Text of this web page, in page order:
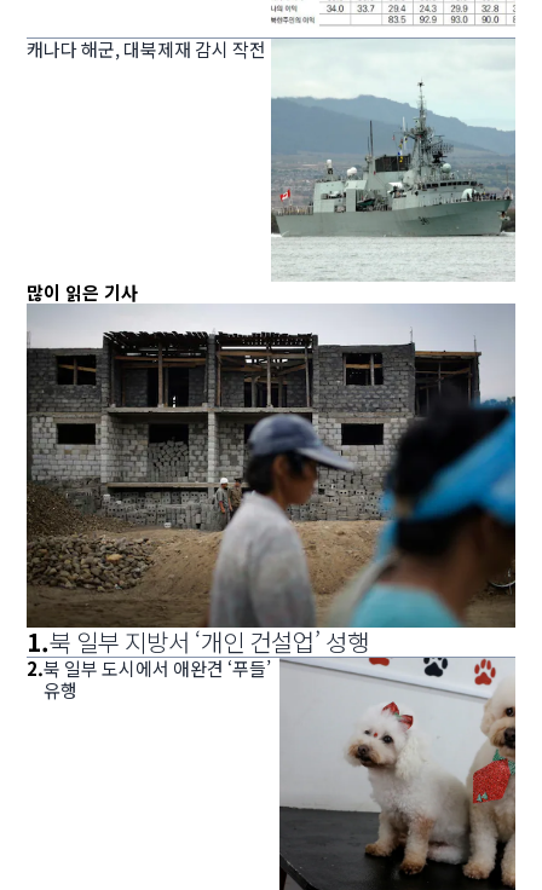
캐나다 해군, 대북제재 감시 작전
많이 읽은 기사
1.북 일부 지방서 ‘개인 건설업’ 성행
2.북 일부 도시에서 애완견 ‘푸들’
유행